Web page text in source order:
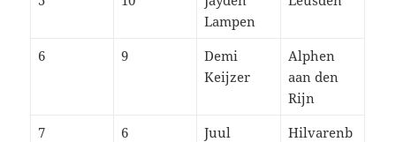
Lampen
6 9
Demi
Keijzer
Alphen
aan den
Rijn
7
6
Juul
Hilvarenb